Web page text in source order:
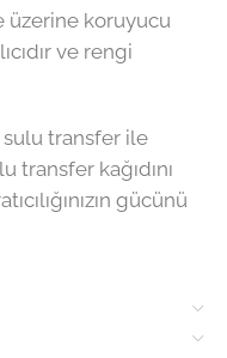
üzerine koruyucu
ve rengi
transfer ile
transfer kağıdını
gücünü